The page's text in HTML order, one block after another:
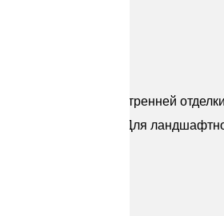
отделки; Для внутренней
Для кухни; Для